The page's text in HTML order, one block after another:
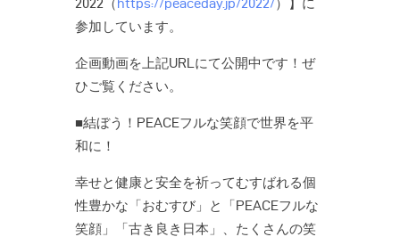
2022（ https://peaceday.jp/2022/）】に
参加しています。
企画動画を上記URLにて公開中です！ぜ
ひご覧ください。
■結ぼう！PEACEフルな笑顔で世界を平
和に！
幸せと健康と安全を祈ってむすばれる個
性豊かな「おむすび」と「PEACEフルな
笑顔」「古き良き日本」、たくさんの笑